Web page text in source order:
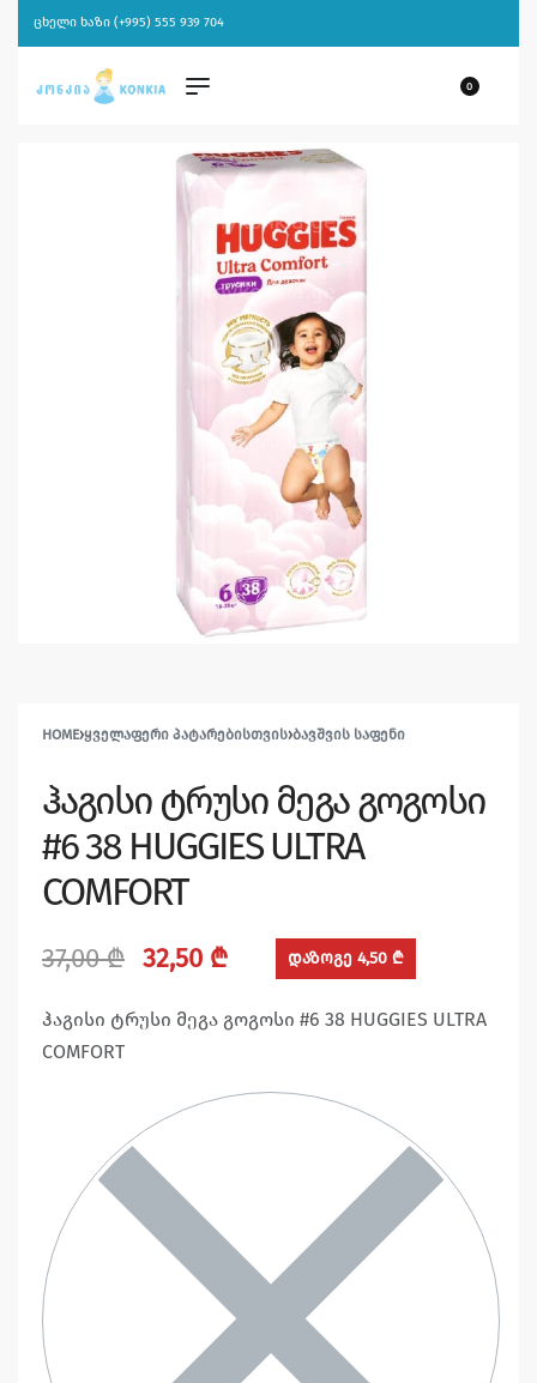
ცხელი ხაზი (+995) 555 939 704
0
HOME›ᲧᲕᲔᲚᲐᲤᲔᲠᲘ ᲞᲐᲢᲐᲠᲔᲑᲘᲡᲗᲕᲘᲡ›ᲑᲐᲕᲨᲕᲘᲡ ᲡᲐᲤᲔᲜᲘ
ჰაგისი ტრუსი მეგა გოგოსი
#6 38 HUGGIES ULTRA
COMFORT
37,00₾ 32,50 ₾ დაზოგე 4,50 ₾
ჰაგისი ტრუსი მეგა გოგოსი #6 38 HUGGIES ULTRA
COMFORT